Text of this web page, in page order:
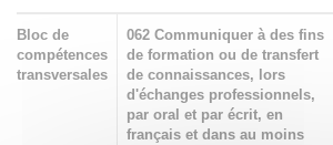
Bloc de
compétences
transversales
062 Communiquer à des fins
de formation ou de transfert
de connaissances, lors
d'échanges professionnels,
par oral et par écrit, en
français et dans au moins